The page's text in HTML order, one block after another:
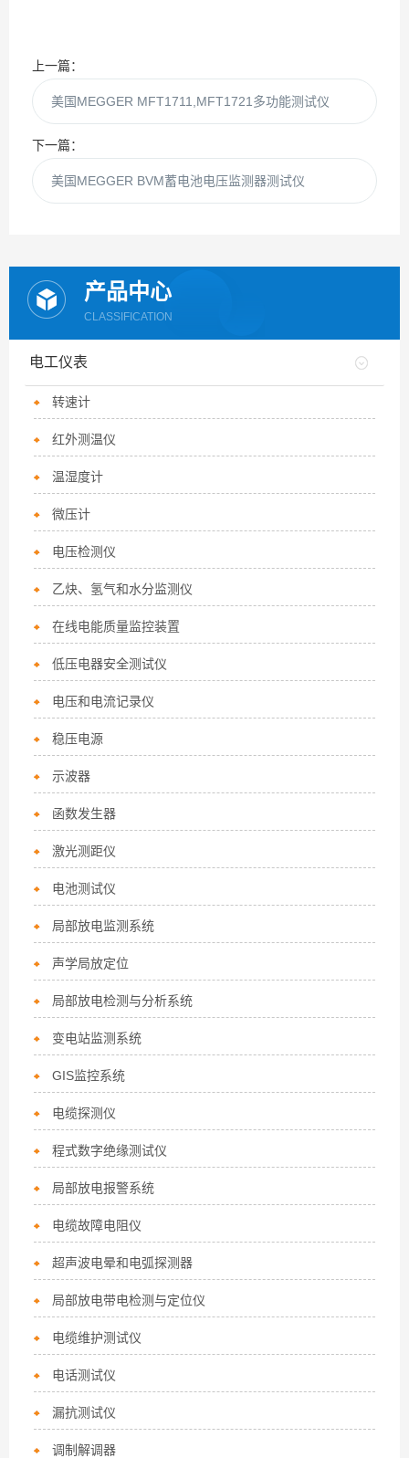
上一篇：
美国MEGGER MFT1711,MFT1721多功能测试仪
下一篇：
美国MEGGER BVM蓄电池电压监测器测试仪
产品中心
CLASSIFICATION
电工仪表
转速计
红外测温仪
温湿度计
微压计
电压检测仪
乙炔、氢气和水分监测仪
在线电能质量监控装置
低压电器安全测试仪
电压和电流记录仪
稳压电源
示波器
函数发生器
激光测距仪
电池测试仪
局部放电监测系统
声学局放定位
局部放电检测与分析系统
变电站监测系统
GIS监控系统
电缆探测仪
程式数字绝缘测试仪
局部放电报警系统
电缆故障电阻仪
超声波电晕和电弧探测器
局部放电带电检测与定位仪
电缆维护测试仪
电话测试仪
漏抗测试仪
调制解调器